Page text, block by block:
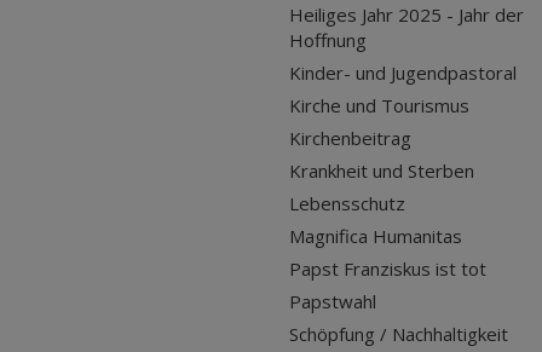
Heiliges Jahr 2025 - Jahr der
Hoffnung
Kinder- und Jugendpastoral
Kirche und Tourismus
Kirchenbeitrag
Krankheit und Sterben
Lebensschutz
Magnifica Humanitas
Papst Franziskus ist tot
Papstwahl
Schöpfung / Nachhaltigkeit